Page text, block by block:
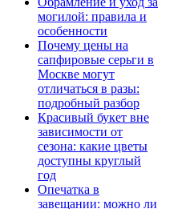
могилой: правила и
особенности
Почему цены на
сапфировые серьги в
Москве могут
отличаться в разы:
подробный разбор
Красивый букет вне
зависимости от
сезона: какие цветы
доступны круглый
год
Опечатка в
завещании: можно ли